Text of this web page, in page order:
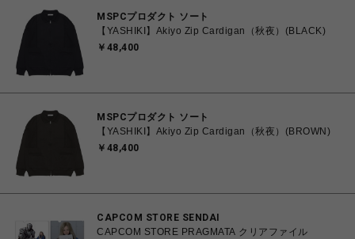
MSPCプロダクト ソート
【YASHIKI】Akiyo Zip Cardigan（秋夜）(BLACK)
￥48,400
MSPCプロダクト ソート
【YASHIKI】Akiyo Zip Cardigan（秋夜）(BROWN)
￥48,400
CAPCOM STORE SENDAI
CAPCOM STORE PRAGMATA クリアファイル